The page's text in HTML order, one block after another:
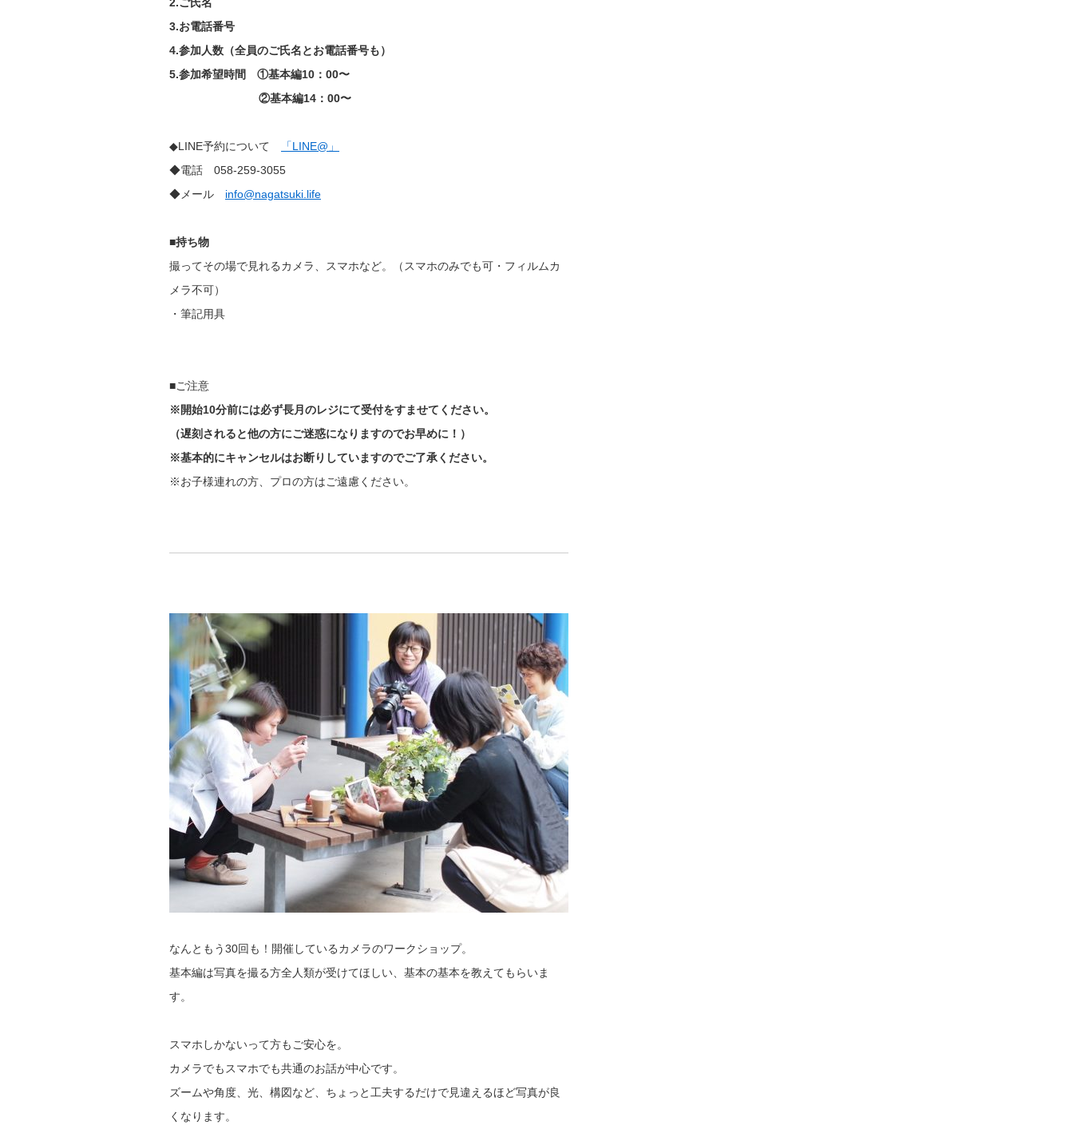
3.お電話番号
4.参加人数（全員のご氏名とお電話番号も）
5.参加希望時間 ①基本編10：00〜
②基本編14：00〜
◆LINE予約について
「LINE@」
◆電話 058-259-3055
◆メール info@nagatsuki.life
■持ち物
撮ってその場で見れるカメラ、スマホなど。（スマホのみでも可・フィルムカ
メラ不可）
・筆記用具
■ご注意
※開始10分前には必ず長月のレジにて受付をすませてください。
（遅刻されると他の方にご迷惑になりますのでお早めに！）
※基本的にキャンセルはお断りしていますのでご了承ください。
※お子様連れの方、プロの方はご遠慮ください。
なんともう30回も！開催しているカメラのワークショップ。
基本編は写真を撮る方全人類が受けてほしい、基本の基本を教えてもらいま
す。
スマホしかないって方もご安心を。
カメラでもスマホでも共通のお話が中心です。
ズームや角度、光、構図など、ちょっと工夫するだけで見違えるほど写真が良
くなります。